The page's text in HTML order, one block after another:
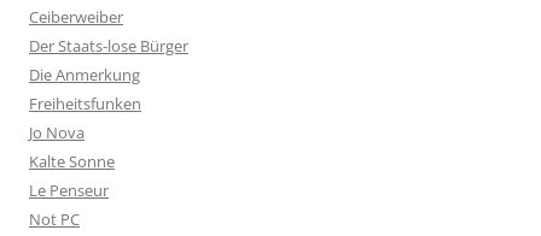
Ceiberweiber
Der Staats-lose Bürger
Die Anmerkung
Freiheitsfunken
Jo Nova
Kalte Sonne
Le Penseur
Not PC